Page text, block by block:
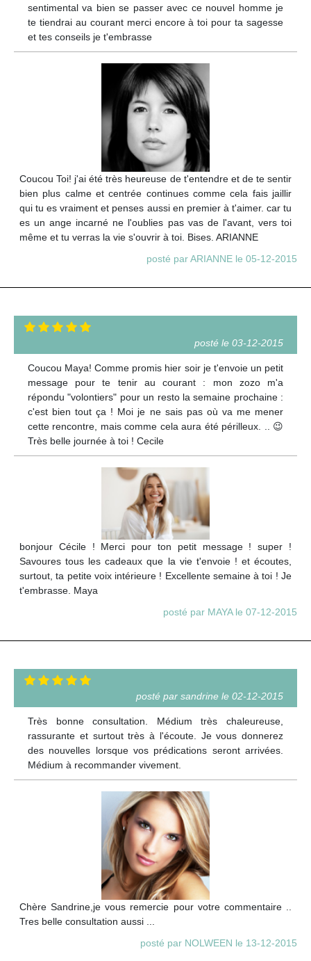
sentimental va bien se passer avec ce nouvel homme je
te tiendrai au courant merci encore à toi pour ta sagesse
et tes conseils je t'embrasse
Coucou Toi! j'ai été très heureuse de t'entendre et de te sentir
bien plus calme et centrée continues comme cela fais jaillir
qui tu es vraiment et penses aussi en premier à t'aimer. car tu
es un ange incarné ne l'oublies pas vas de l'avant, vers toi
même et tu verras la vie s'ouvrir à toi. Bises. ARIANNE
posté par ARIANNE le 05-12-2015
posté le 03-12-2015
Coucou Maya! Comme promis hier soir je t'envoie un petit
message pour te tenir au courant : mon zozo m'a
répondu "volontiers" pour un resto la semaine prochaine :
c'est bien tout ça ! Moi je ne sais pas où va me mener
cette rencontre, mais comme cela aura été périlleux. .. 😉
Très belle journée à toi ! Cecile
bonjour Cécile ! Merci pour ton petit message ! super !
Savoures tous les cadeaux que la vie t'envoie ! et écoutes,
surtout, ta petite voix intérieure ! Excellente semaine à toi ! Je
t'embrasse. Maya
posté par MAYA le 07-12-2015
posté par sandrine le 02-12-2015
Très bonne consultation. Médium très chaleureuse,
rassurante et surtout très à l'écoute. Je vous donnerez
des nouvelles lorsque vos prédications seront arrivées.
Médium à recommander vivement.
Chère Sandrine,je vous remercie pour votre commentaire ..
Tres belle consultation aussi ...
posté par NOLWEEN le 13-12-2015